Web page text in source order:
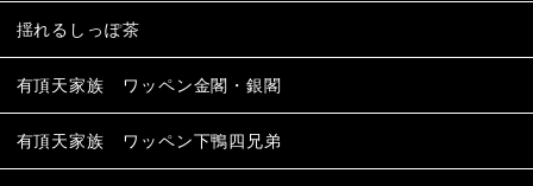
揺れるしっぽ茶
有頂天家族 ワッペン金閣・銀閣
有頂天家族 ワッペン下鴨四兄弟